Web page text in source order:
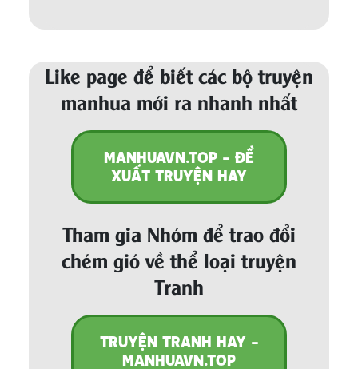
Like page để biết các bộ truyện
manhua mới ra nhanh nhất
MANHUAVN.TOP - ĐỀ
XUẤT TRUYỆN HAY
Tham gia Nhóm để trao đổi
chém gió về thể loại truyện
Tranh
TRUYỆN TRANH HAY -
MANHUAVN.TOP